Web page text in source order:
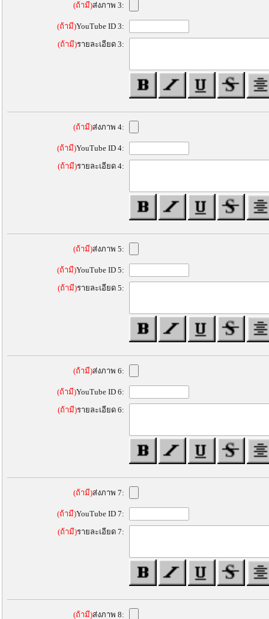
(ถ้ามี)ส่งภาพ 3:
(ถ้ามี)YouTube ID 3:
(ถ้ามี)รายละเอียด 3:
(ถ้ามี)ส่งภาพ 4:
(ถ้ามี)YouTube ID 4:
(ถ้ามี)รายละเอียด 4:
(ถ้ามี)ส่งภาพ 5:
(ถ้ามี)YouTube ID 5:
(ถ้ามี)รายละเอียด 5:
(ถ้ามี)ส่งภาพ 6:
(ถ้ามี)YouTube ID 6:
(ถ้ามี)รายละเอียด 6:
(ถ้ามี)ส่งภาพ 7:
(ถ้ามี)YouTube ID 7:
(ถ้ามี)รายละเอียด 7:
(ถ้ามี)ส่งภาพ 8: